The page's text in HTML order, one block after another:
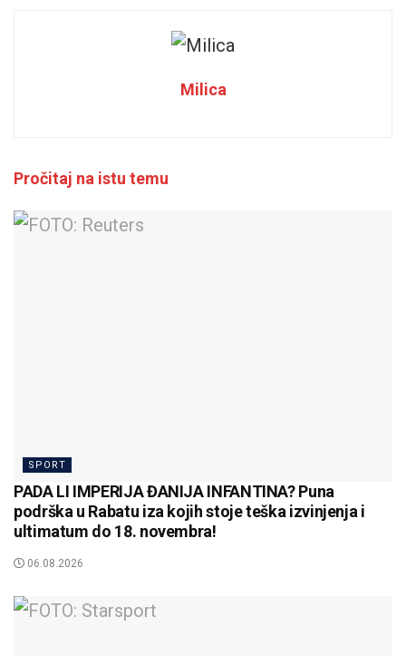
Milica
Pročitaj na istu temu
SPORT
PADA LI IMPERIJA ĐANIJA INFANTINA? Puna
podrška u Rabatu iza kojih stoje teška izvinjenja i
ultimatum do 18. novembra!
06.08.2026